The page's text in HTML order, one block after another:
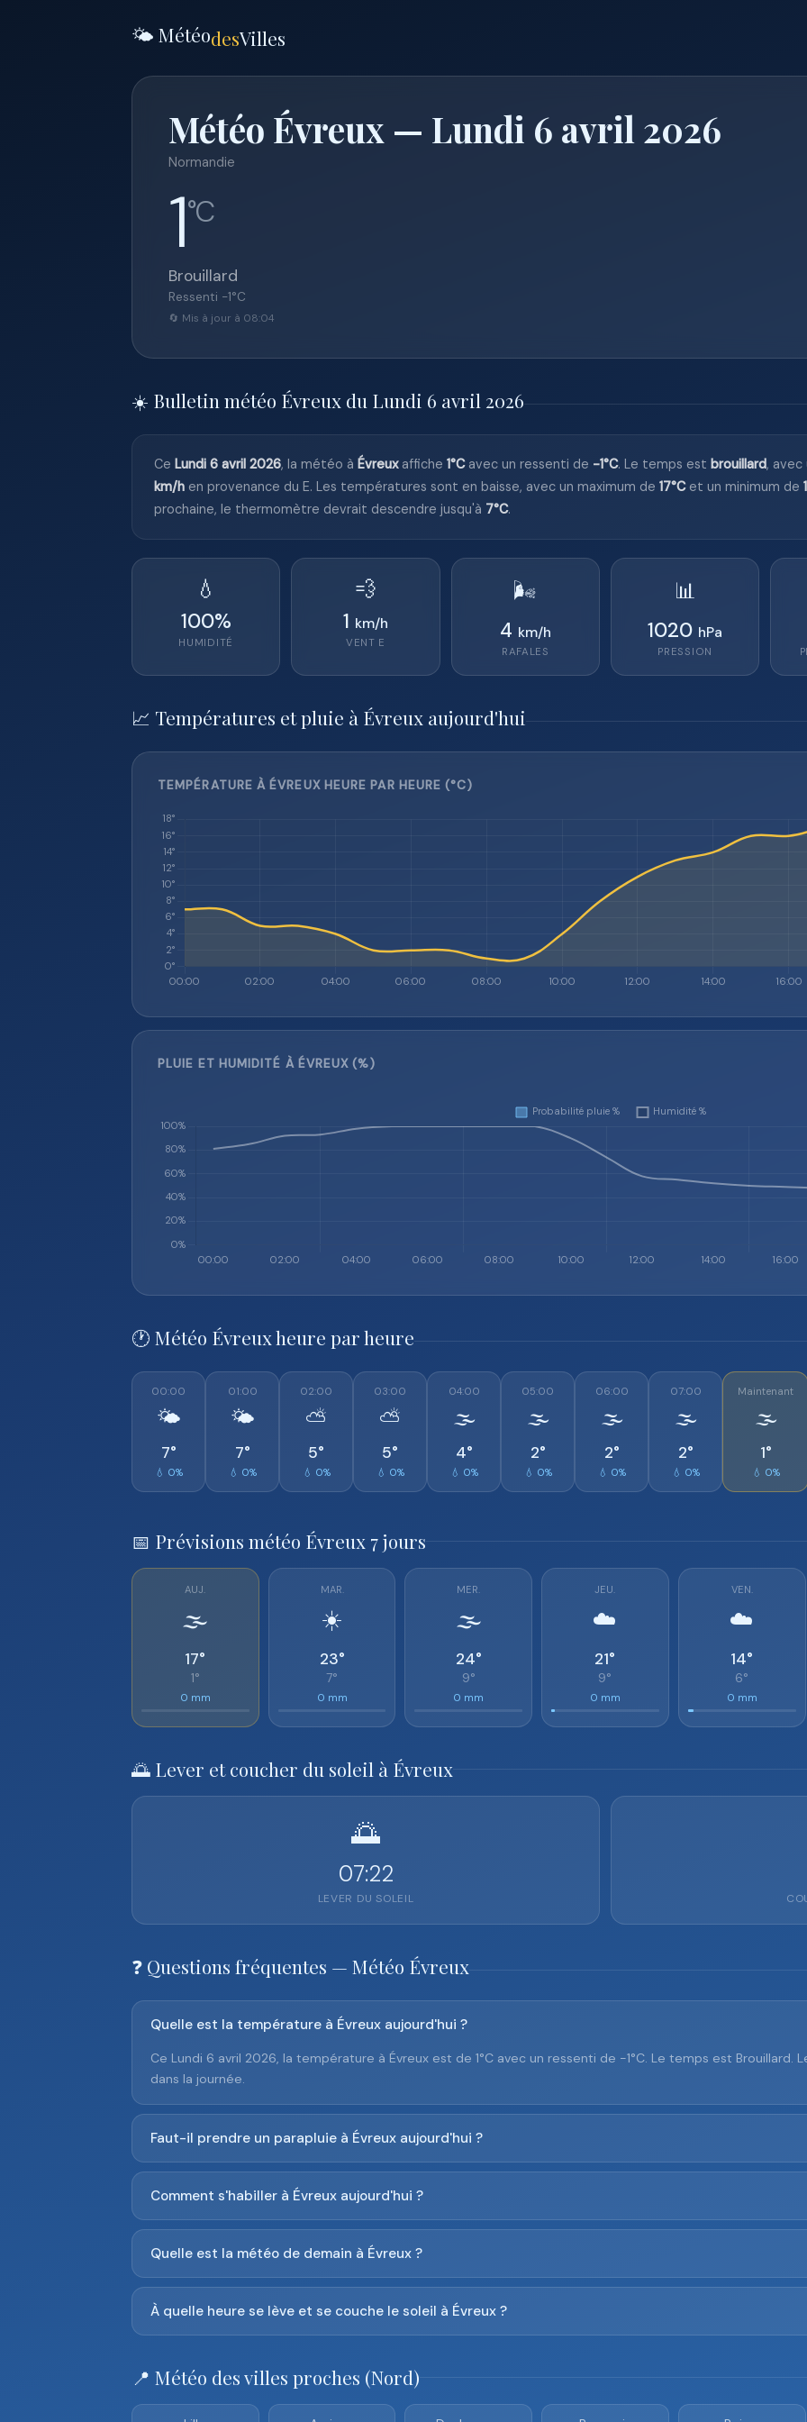
🌤️ MétéodesVilles
Météo Évreux — Lundi 6 avril 2026
Normandie
1°C
Brouillard
Ressenti -1°C
🔄 Mis à jour à 08:04
☀️ Bulletin météo Évreux du Lundi 6 avril 2026
Ce Lundi 6 avril 2026, la météo à Évreuxaffiche 1°Cavec un ressenti de -1°C. Le temps est brouillard, avec
km/h en provenance du E. Les températures sont en baisse, avec un maximum de 17°Cet un minimum de
prochaine, le thermomètre devrait descendre jusqu'à 7°C.
💧
100%
HUMIDITÉ
💨
1 km/h
VENT E
🌬️
4 km/h
RAFALES
📊
1020 hPa
PRESSION
📈 Températures et pluie à Évreux aujourd'hui
TEMPÉRATURE À ÉVREUX HEURE PAR HEURE (°C)
PLUIE ET HUMIDITÉ À ÉVREUX (%)
🕐 Météo Évreux heure par heure
00:00
🌤️
7°
💧 0%
01:00
🌤️
7°
💧 0%
02:00
⛅
5°
💧 0%
03:00
⛅
5°
💧 0%
04:00
🌫️
4°
💧 0%
05:00
🌫️
2°
💧 0%
06:00
🌫️
2°
💧 0%
07:00
🌫️
2°
💧 0%
Maintenant
🌫️
1°
💧 0%
📅 Prévisions météo Évreux 7 jours
AUJ.
🌫️
17°
1°
0 mm
MAR.
☀️
23°
7°
0 mm
MER.
🌫️
24°
9°
0 mm
JEU.
☁️
21°
9°
0 mm
VEN.
☁️
14°
6°
0 mm
🌅 Lever et coucher du soleil à Évreux
🌅
07:22
LEVER DU SOLEIL
❓ Questions fréquentes — Météo Évreux
Quelle est la température à Évreux aujourd'hui ?
Ce Lundi 6 avril 2026, la température à Évreux est de 1°C avec un ressenti de -1°C. Le temps est Brouillard.
dans la journée.
Faut-il prendre un parapluie à Évreux aujourd'hui ?
Comment s'habiller à Évreux aujourd'hui ?
Quelle est la météo de demain à Évreux ?
À quelle heure se lève et se couche le soleil à Évreux ?
📍 Météo des villes proches (Nord)